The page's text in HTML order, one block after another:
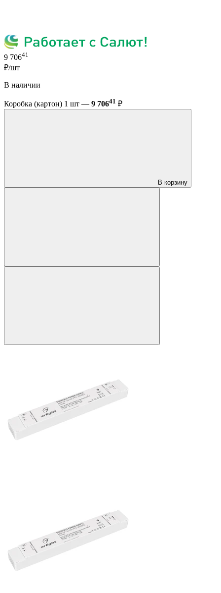
9 70641
₽/шт
В наличии
Коробка (картон) 1 шт — 9 70641 ₽
В корзину